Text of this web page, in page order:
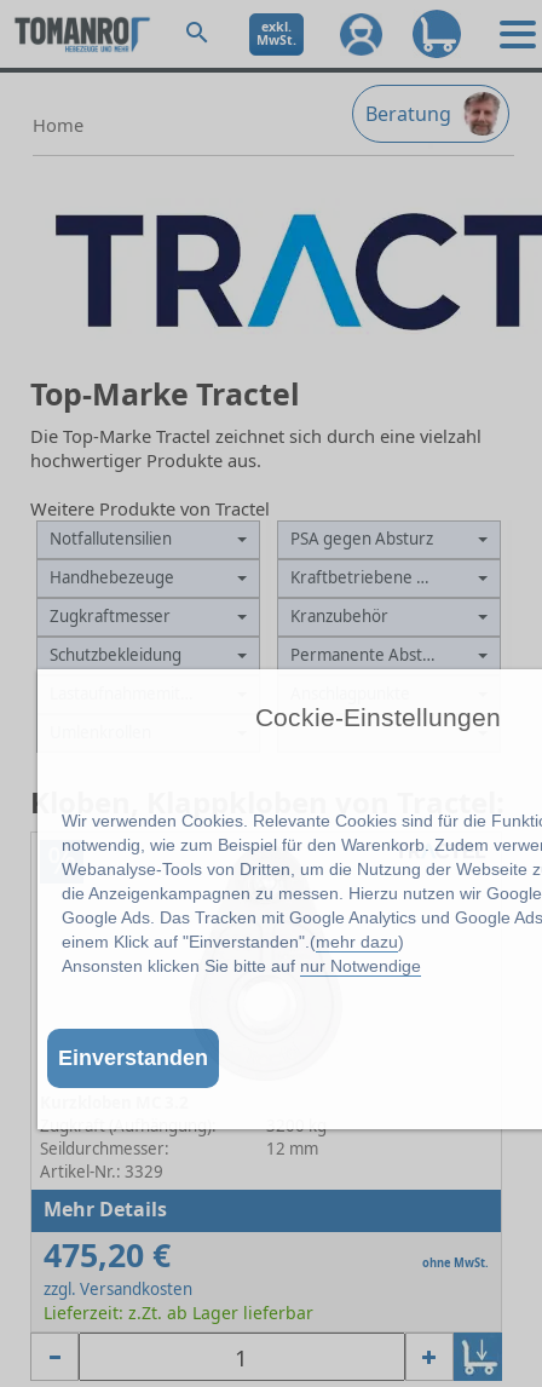
Cockie-Einstellungen
Wir verwenden Cookies. Relevante Cookies sind für die
notwendig, wie zum Beispiel für den Warenkorb. Zudem
Webanalyse-Tools von Dritten, um die Nutzung der Webseite
die Anzeigenkampagnen zu messen. Hierzu nutzen wir
Google Ads. Das Tracken mit Google Analytics und Google
einem Klick auf "Einverstanden".(mehr dazu)
Ansonsten klicken Sie bitte auf nur Notwendige
Einverstanden
exkl.
MwSt.
Beratung
Home
Top-Marke Tractel
Die Top-Marke Tractel zeichnet sich durch eine vielzahl
hochwertiger Produkte aus.
Weitere Produkte von Tractel
Notfallutensilien
PSA gegen Absturz
Handhebezeuge
Kraftbetriebene Winden
Zugkraftmesser
Kranzubehör
Schutzbekleidung
Permanente Absturzsicherung
Kloben, Klappkloben von Tractel:
%
Zugkraft (Aufhängung):
3200 kg
Seildurchmesser:
12 mm
Artikel-Nr.: 3329
Mehr Details
475,20 € ohne MwSt.
zzgl. Versandkosten
Lieferzeit: z.Zt. ab Lager lieferbar